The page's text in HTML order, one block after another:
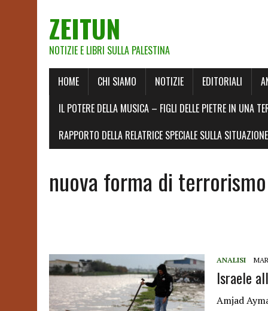
ZEITUN
NOTIZIE E LIBRI SULLA PALESTINA
HOME CHI SIAMO NOTIZIE EDITORIALI
IL POTERE DELLA MUSICA – FIGLI DELLE PIETRE IN UNA
RAPPORTO DELLA RELATRICE SPECIALE SULLA
nuova forma di terrorismo
ANALISI
Israele
Amjad